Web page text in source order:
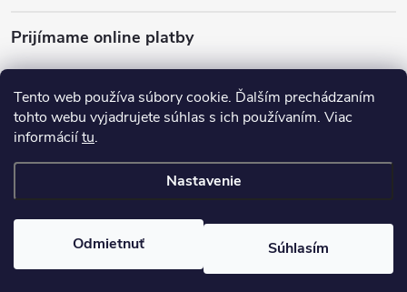
Tento web používa súbory cookie. Ďalším prechádzaním
tohto webu vyjadrujete súhlas s ich používaním. Viac
informáciítu.
Nastavenie
Odmietnuť Súhlasím
i
e
Prijímame online platby
almonature.sk. Všetky práva vyhradené.